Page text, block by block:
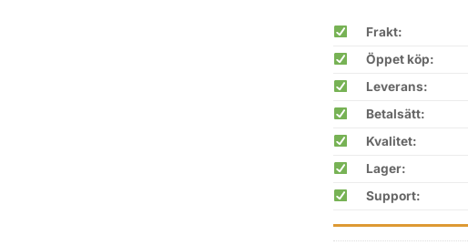
Frakt:
Öppet köp:
Leverans:
Betalsätt:
Kvalitet:
Lager:
Support: